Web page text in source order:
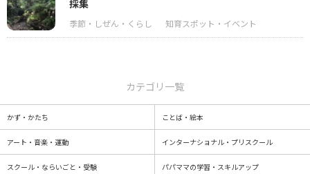
採集
カテゴリ一覧
かず・かたち ことば・絵本
アート・音楽・運動 インターナショナル・プリスクール
スクール・ならいごと・受験 パパママの学習・スキルアップ